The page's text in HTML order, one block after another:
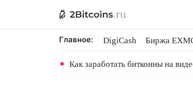
Главное: DigiCash Биржа
Как заработать биткоины на